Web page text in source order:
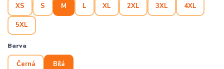
XS S M L XL 2XL 3XL 4XL
5XL
Barva
Černá Bílá